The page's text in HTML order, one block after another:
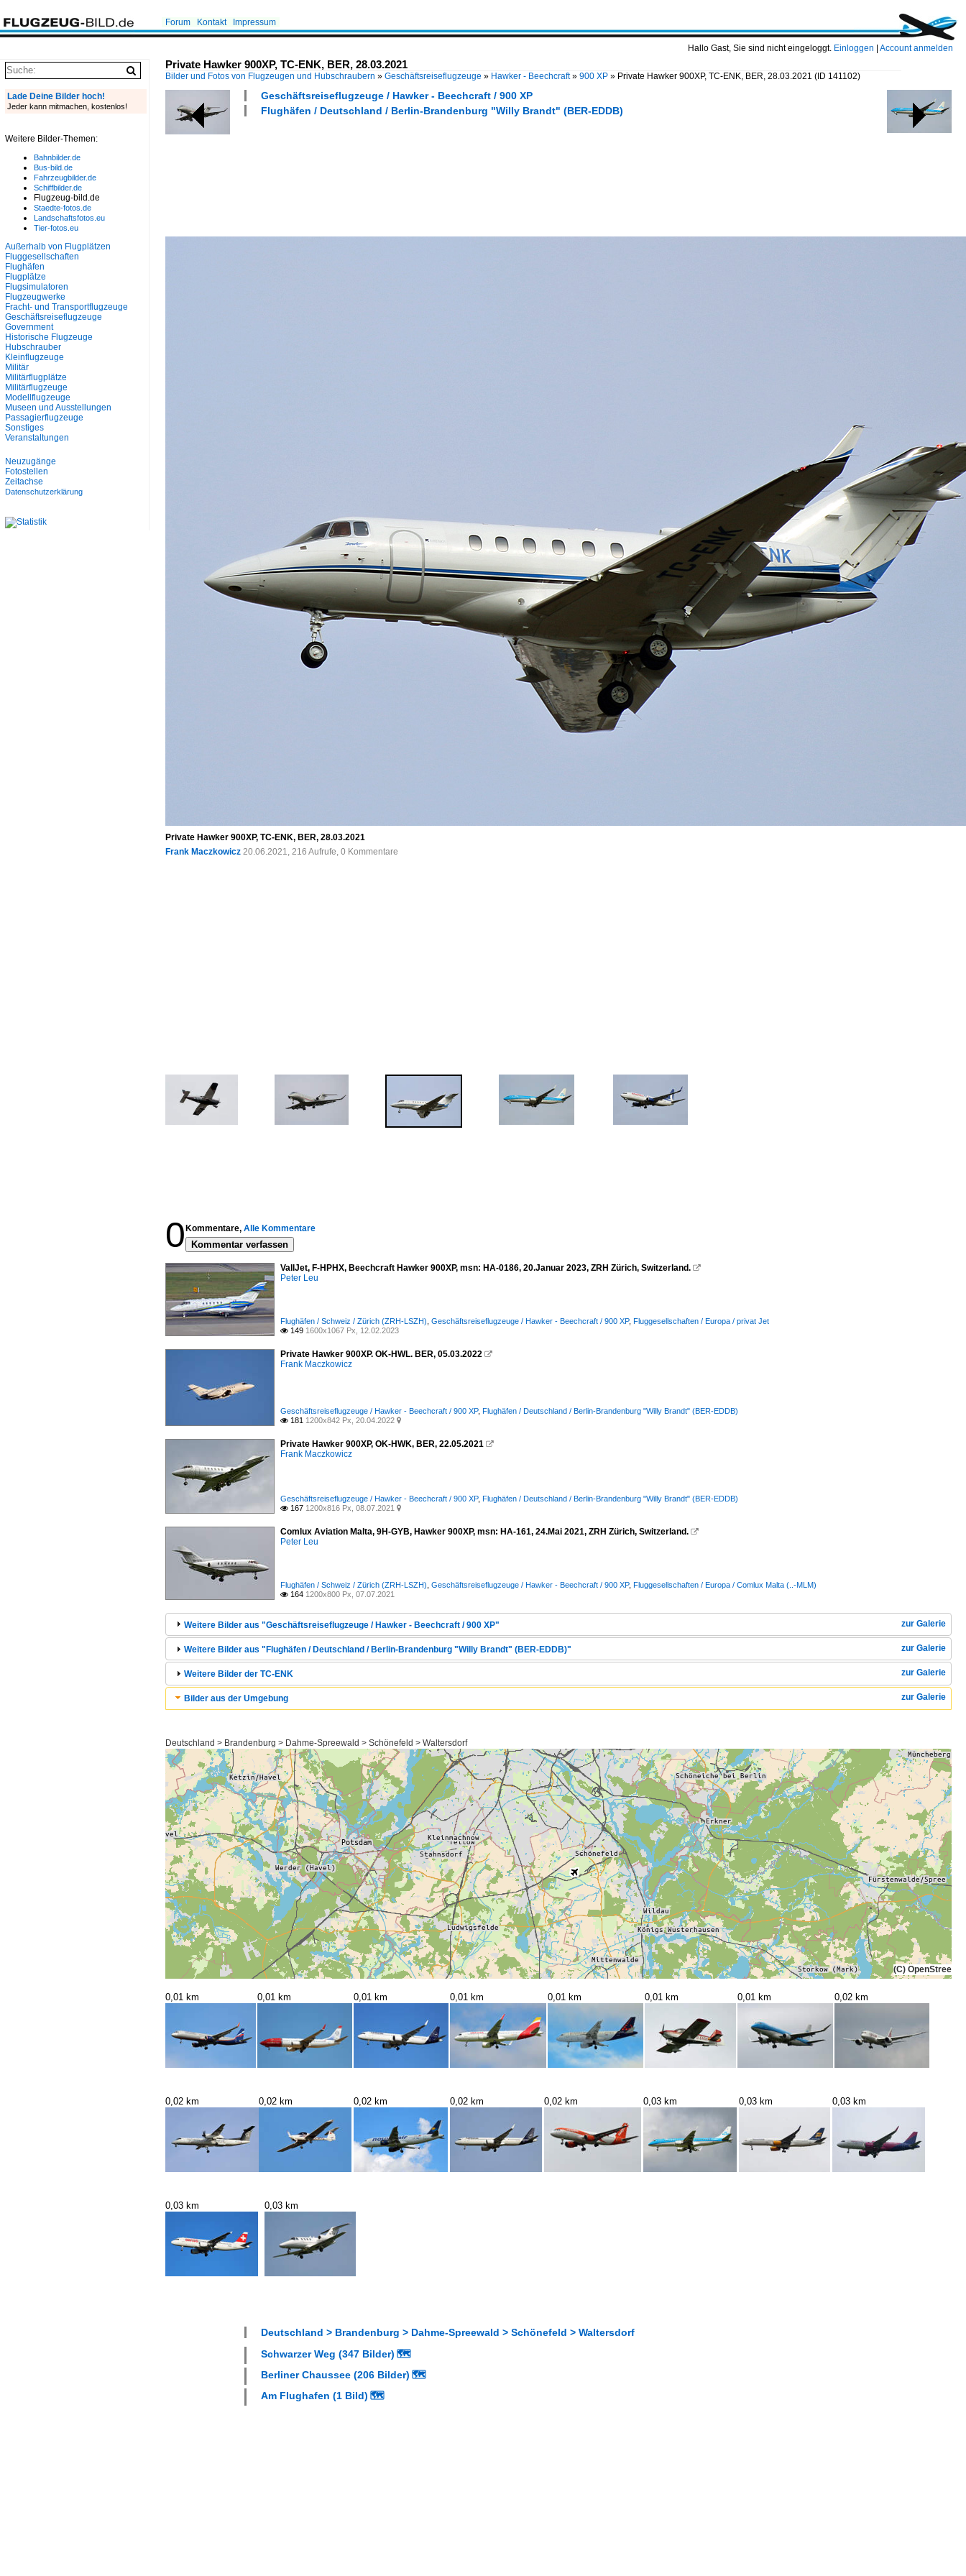
Hallo Gast, Sie sind nicht eingeloggt. Einloggen Account anmelden
Forum Kontakt Impressum
Private Hawker 900XP, TC-ENK, BER, 28.03.2021
Bilder und Fotos von Flugzeugen und Hubschraubern » Geschäftsreiseflugzeuge » Hawker - Beechcraft» 900 XP » Private Hawker 900XP, TC-ENK, BER, 28.03.2021 (ID 141102)
Geschäftsreiseflugzeuge / Hawker - Beechcraft / 900 XP
Flughäfen / Deutschland / Berlin-Brandenburg "Willy Brandt" (BER-EDDB)
Private Hawker 900XP, TC-ENK, BER, 28.03.2021
Frank Maczkowicz 20.06.2021, 216 Aufrufe, 0 Kommentare
0 Kommentare, Alle Kommentare
Kommentar verfassen
VallJet, F-HPHX, Beechcraft Hawker 900XP, msn: HA-0186, 20.Januar 2023, ZRH Zürich, Switzerland. 
Peter Leu
Flughäfen / Schweiz / Zürich (ZRH-LSZH) Geschäftsreiseflugzeuge / Hawker - Beechcraft / 900 XP, Fluggesellschaften / Europa / privat Jet
 149 1600x1067 Px, 12.02.2023
Private Hawker 900XP. OK-HWL. BER, 05.03.2022 
Frank Maczkowicz
Geschäftsreiseflugzeuge / Hawker - Beechcraft / 900 XP, Flughäfen / Deutschland / Berlin-Brandenburg "Willy Brandt" (BER-EDDB)
 181 1200x842 Px, 20.04.2022 
Private Hawker 900XP, OK-HWK, BER, 22.05.2021 
Frank Maczkowicz
Geschäftsreiseflugzeuge / Hawker - Beechcraft / 900 XP, Flughäfen / Deutschland / Berlin-Brandenburg "Willy Brandt" (BER-EDDB)
 167 1200x816 Px, 08.07.2021 
Comlux Aviation Malta, 9H-GYB, Hawker 900XP, msn: HA-161, 24.Mai 2021, ZRH Zürich, Switzerland. 
Peter Leu
Flughäfen / Schweiz / Zürich (ZRH-LSZH) Geschäftsreiseflugzeuge / Hawker - Beechcraft / 900 XP, Fluggesellschaften / Europa / Comlux Malta (..-MLM)
 164 1200x800 Px, 07.07.2021
zur Galerie
Weitere Bilder aus "Geschäftsreiseflugzeuge / Hawker - Beechcraft / 900 XP"
zur Galerie
Weitere Bilder aus "Flughäfen / Deutschland / Berlin-Brandenburg "Willy Brandt" (BER-EDDB)"
zur Galerie
Weitere Bilder der TC-ENK
zur Galerie
Bilder aus der Umgebung
Deutschland > Brandenburg > Dahme-Spreewald > Schönefeld > Waltersdorf
(C)
0,01 km 0,01 km 0,01 km 0,01 km 0,01 km 0,01 km 0,01 km 0,02 km
0,02 km 0,02 km 0,02 km 0,02 km 0,02 km 0,03 km 0,03 km 0,03 km
0,03 km 0,03 km
Deutschland > Brandenburg > Dahme-Spreewald > Schönefeld > Waltersdorf
Schwarzer Weg (347 Bilder) 🗺
Berliner Chaussee (206 Bilder) 🗺
Am Flughafen (1 Bild) 🗺
Lade Deine Bilder hoch!
Jeder kann mitmachen, kostenlos!
Weitere Bilder-Themen:
Bahnbilder.de
Bus-bild.de
Fahrzeugbilder.de
Schiffbilder.de
Flugzeug-bild.de
Staedte-fotos.de
Landschaftsfotos.eu
Tier-fotos.eu
Außerhalb von Flugplätzen
Fluggesellschaften
Flughäfen
Flugplätze
Flugsimulatoren
Flugzeugwerke
Fracht- und Transportflugzeuge
Geschäftsreiseflugzeuge
Government
Historische Flugzeuge
Hubschrauber
Kleinflugzeuge
Militär
Militärflugplätze
Militärflugzeuge
Modellflugzeuge
Museen und Ausstellungen
Passagierflugzeuge
Sonstiges
Veranstaltungen
Neuzugänge
Fotostellen
Zeitachse
Datenschutzerklärung